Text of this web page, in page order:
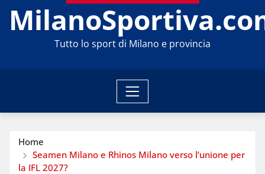
Tutto lo sport di Milano e provincia
Home
Seamen Milano e Rhinos Milano verso l’unione per
la IFL 2027?